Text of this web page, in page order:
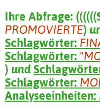
Ihre Abfrage: ((((((
PROMOVIERTE)
Schlagwörter:
Schlagwörter:
) und
Schlagwörter:
Analyseeinheiten: